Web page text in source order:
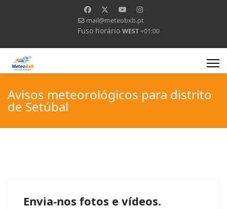
mail@meteobxb.pt
Fuso horário WEST+01:00
Avisos meteorológicos para distrito
de Setúbal
Envia-nos fotos e vídeos.